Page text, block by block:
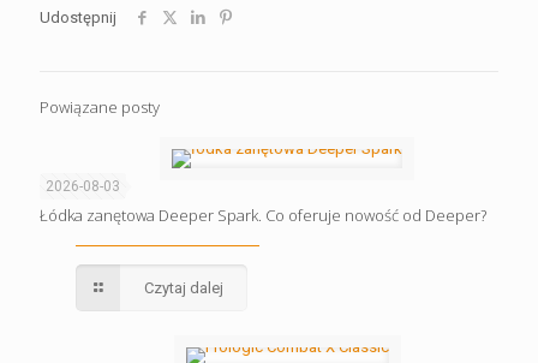
Udostępnij
Powiązane posty
2026-08-03
Łódka zanętowa Deeper Spark. Co oferuje nowość od Deeper?
Czytaj dalej